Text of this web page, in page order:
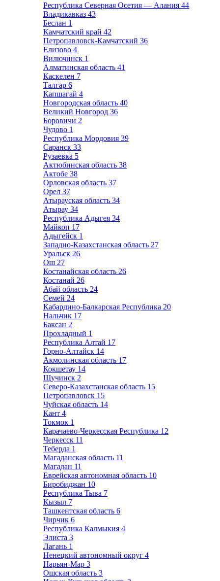
Республика Северная Осетия — Алания 44
Владикавказ 43
Беслан 1
Камчатский край 42
Петропавловск-Камчатский 36
Елизово 4
Вилючинск 1
Алматинская область 41
Каскелен 7
Талгар 6
Капшагай 4
Новгородская область 40
Великий Новгород 36
Боровичи 2
Чудово 1
Республика Мордовия 39
Саранск 33
Рузаевка 5
Актюбинская область 38
Актобе 38
Орловская область 37
Орел 37
Атырауская область 34
Атырау 34
Республика Адыгея 34
Майкоп 17
Адыгейск 1
Западно-Казахстанская область 27
Уральск 26
Ош 27
Костанайская область 26
Костанай 26
Абай область 24
Семей 24
Кабардино-Балкарская Республика 20
Нальчик 17
Баксан 2
Прохладный 1
Республика Алтай 17
Горно-Алтайск 14
Акмолинская область 17
Кокшетау 14
Щучинск 2
Северо-Казахстанская область 15
Петропавловск 15
Чуйская область 14
Кант 4
Токмок 1
Карачаево-Черкесская Республика 12
Черкесск 11
Теберда 1
Магаданская область 11
Магадан 11
Еврейская автономная область 10
Биробиджан 10
Республика Тыва 7
Кызыл 7
Ташкентская область 6
Чирчик 6
Республика Калмыкия 4
Элиста 3
Лагань 1
Ненецкий автономный округ 4
Нарьян-Мар 3
Ошская область 3